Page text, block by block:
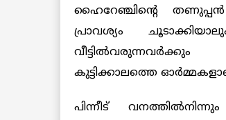
ഹൈറേഞ്ചിന്റെ
പ്രാവശ്യം
കുട്ടിക്കാലത്തെ
പിന്നീട്